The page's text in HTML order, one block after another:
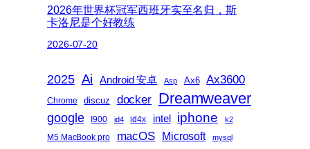
2026年世界杯冠军西班牙实至名归，斯
卡洛尼是个好教练
2026-07-20
2025 Ai Android 安卓 Asp Ax6 Ax3600
Chrome discuz docker Dreamweaver
google I900 id4 id4x intel iphone k2
M5 MacBook pro macOS Microsoft mysql